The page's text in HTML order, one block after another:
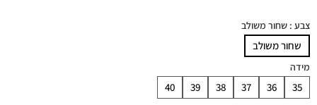
צבע : שחור משולב
שחור משולב
מידה
35
36
37
38
39
40